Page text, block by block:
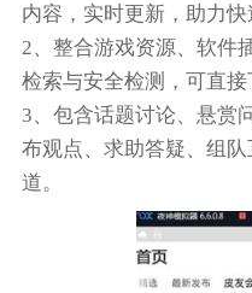
内容，实时更新，助力快
2、整合游戏资源、软件
检索与安全检测，可直接
3、包含话题讨论、悬赏
布观点、求助答疑、组
道。